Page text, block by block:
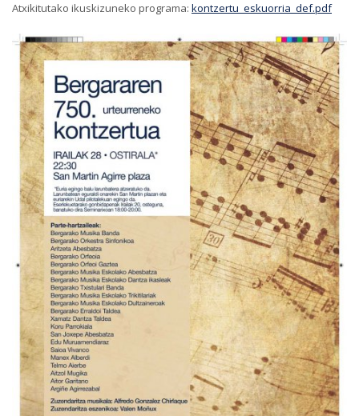
Atxikitutako ikuskizuneko programa: kontzertu_eskuorria_def.pdf